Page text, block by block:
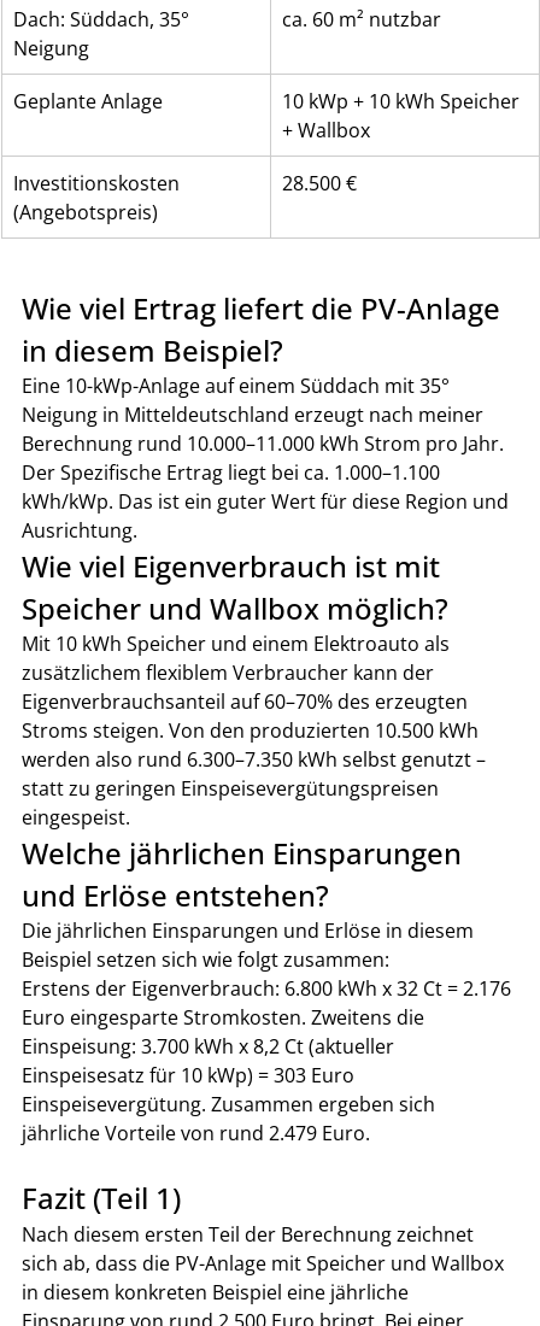
Dach: Süddach, 35°
Neigung
ca. 60 m² nutzbar
Geplante Anlage
10 kWp + 10 kWh Speicher
+ Wallbox
Investitionskosten
(Angebotspreis)
28.500 €
Wie viel Ertrag liefert die PV-Anlage
in diesem Beispiel?
Eine 10-kWp-Anlage auf einem Süddach mit 35°
Neigung in Mitteldeutschland erzeugt nach meiner
Berechnung rund 10.000–11.000 kWh Strom pro Jahr.
Der Spezifische Ertrag liegt bei ca. 1.000–1.100
kWh/kWp. Das ist ein guter Wert für diese Region und
Ausrichtung.
Wie viel Eigenverbrauch ist mit
Speicher und Wallbox möglich?
Mit 10 kWh Speicher und einem Elektroauto als
zusätzlichem flexiblem Verbraucher kann der
Eigenverbrauchsanteil auf 60–70% des erzeugten
Stroms steigen. Von den produzierten 10.500 kWh
werden also rund 6.300–7.350 kWh selbst genutzt –
statt zu geringen Einspeisevergütungspreisen
eingespeist.
Welche jährlichen Einsparungen
und Erlöse entstehen?
Die jährlichen Einsparungen und Erlöse in diesem
Beispiel setzen sich wie folgt zusammen:
Erstens der Eigenverbrauch: 6.800 kWh x 32 Ct = 2.176
Euro eingesparte Stromkosten. Zweitens die
Einspeisung: 3.700 kWh x 8,2 Ct (aktueller
Einspeisesatz für 10 kWp) = 303 Euro
Einspeisevergütung. Zusammen ergeben sich
jährliche Vorteile von rund 2.479 Euro.
Fazit (Teil 1)
Nach diesem ersten Teil der Berechnung zeichnet
sich ab, dass die PV-Anlage mit Speicher und Wallbox
in diesem konkreten Beispiel eine jährliche